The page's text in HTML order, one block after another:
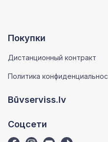
Покупки
Дистанционный контракт
Политика
Būvserviss.lv
Соцсети